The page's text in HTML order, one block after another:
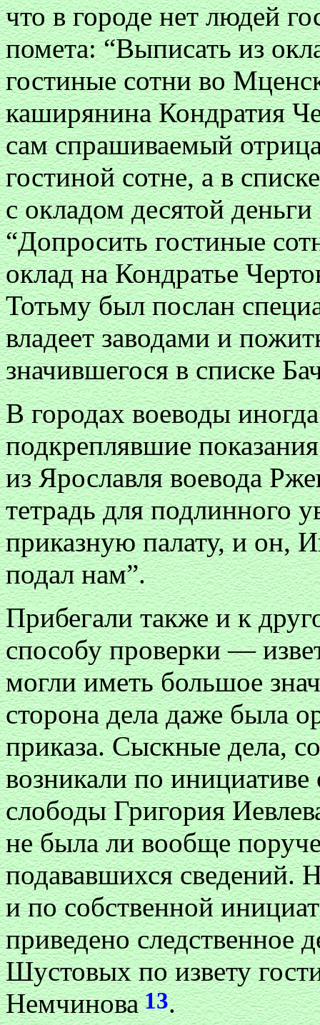
что в городе нет людей
помета: “Выписать из
гостиные сотни во
каширянина Кондратия
сам спрашиваемый
гостиной сотне, а в
с окладом десятой
“Допросить гостиные
оклад на Кондратье
Тотьму был послан
владеет заводами и
значившегося в списке
В городах воеводы
подкреплявшие
из Ярославля воевода
тетрадь для подлинного
приказную палату, и он,
подал нам”.
Прибегали также и к
способу проверки —
могли иметь большое
сторона дела даже была
приказа. Сыскные дела,
возникали по
слободы Григория
не была ли вообще
подававшихся сведений.
и по собственной
приведено следственное
Шустовых по извету
Немчинова13.